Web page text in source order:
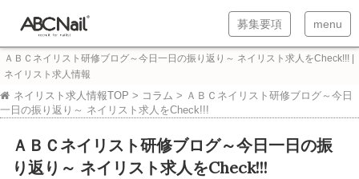
T
o
g
l
e
n
募集要項
T
o
g
l
e
menu
ＡＢＣネイリスト研修ブログ～今日一日の振り返り～ ネイリスト求人をCheck!!! |
ネイリスト求人情報
ネイリスト求人情報TOP > コラム > ＡＢＣネイリスト研修ブログ～今日
一日の振り返り～ ネイリスト求人をCheck!!!
ＡＢＣネイリスト研修ブログ～今日一日の振
り返り～ ネイリスト求人をCheck!!!